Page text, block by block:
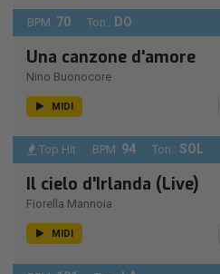
BPM: 70 Ton.: DO
Una canzone d'amore
Nino Buonocore
MIDI
Top Hit BPM: 94 Ton.: SOL
Il cielo d'Irlanda (Live)
Fiorella Mannoia
MIDI